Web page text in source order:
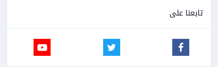
تابعنا على